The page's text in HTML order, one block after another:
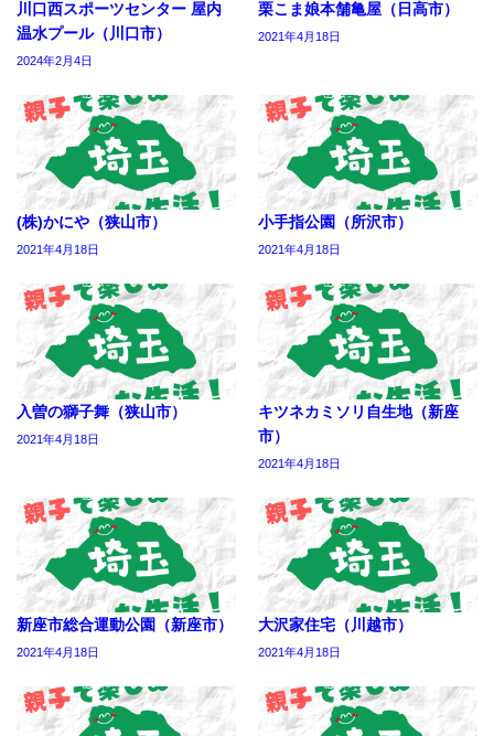
川口西スポーツセンター 屋内
温水プール（川口市）
2024年2月4日
栗こま娘本舗亀屋（日高市）
2021年4月18日
(株)かにや（狭山市）
2021年4月18日
小手指公園（所沢市）
2021年4月18日
入曽の獅子舞（狭山市）
2021年4月18日
キツネカミソリ自生地（新座
市）
2021年4月18日
新座市総合運動公園（新座市）
2021年4月18日
大沢家住宅（川越市）
2021年4月18日